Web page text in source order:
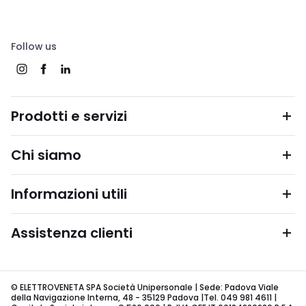
Follow us
Prodotti e servizi
Chi siamo
Informazioni utili
Assistenza clienti
© ELETTROVENETA SPA Società Unipersonale | Sede: Padova Viale
della Navigazione Interna, 48 - 35129 Padova |Tel. 049 981 4611 |